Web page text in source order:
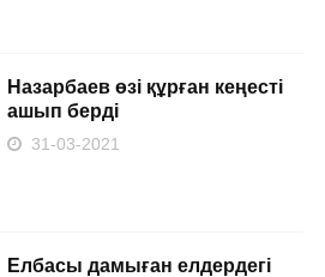
Назарбаев өзі құрған кеңесті
ашып берді
31-03-2021
Елбасы дамыған елдердегі